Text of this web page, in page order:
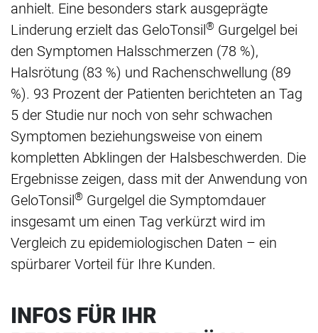
anhielt. Eine besonders stark ausgeprägte
Linderung erzielt das GeloTonsil® Gurgelgel bei
den Symptomen Halsschmerzen (78 %),
Halsrötung (83 %) und Rachenschwellung (89
%). 93 Prozent der Patienten berichteten an Tag
5 der Studie nur noch von sehr schwachen
Symptomen beziehungsweise von einem
kompletten Abklingen der Halsbeschwerden. Die
Ergebnisse zeigen, dass mit der Anwendung von
GeloTonsil® Gurgelgel die Symptomdauer
insgesamt um einen Tag verkürzt wird im
Vergleich zu epidemiologischen Daten – ein
spürbarer Vorteil für Ihre Kunden.
INFOS FÜR IHR